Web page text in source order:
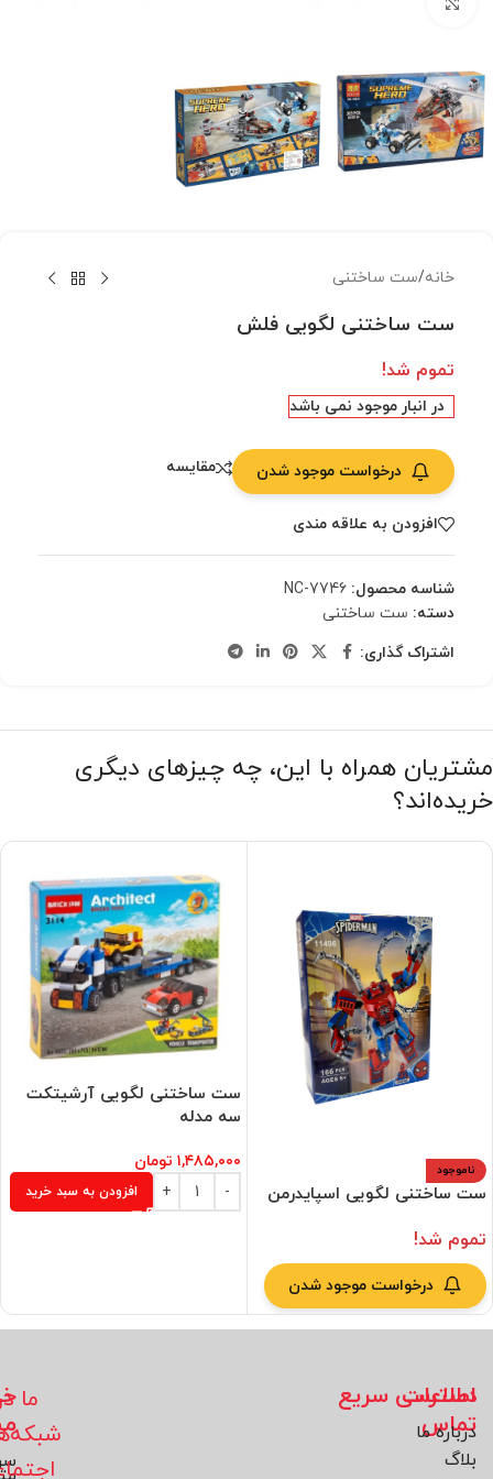
خانه/ست ساختنی
ست ساختنی لگویی فلش
تموم شد!
در انبار موجود نمی باشد
درخواست موجود شدن مقایسه
افزودن به علاقه مندی
شناسه محصول: NC-7746
دسته: ست ساختنی
اشتراک گذاری:
مشتریان همراه با این، چه چیزهای دیگری
خریده‌اند؟
ناموجود
ست ساختنی لگویی اسپایدرمن
تموم شد!
درخواست موجود شدن
ست ساختنی لگویی آرشیتکت
سه مدله
۱,۴۸۵,۰۰۰ تومان
افزودن به سبد خرید
اطلاعات
تماس
دسترسی سریع
درباره ما
بلاگ
ما